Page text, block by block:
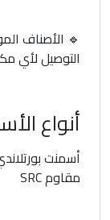
🔹 الأصناف
التوصيل لأي
أنواع
مقاوم SRC